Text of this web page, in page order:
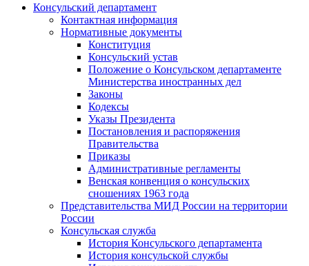
Консульский департамент
Контактная информация
Нормативные документы
Конституция
Консульский устав
Положение о Консульском департаменте
Министерства иностранных дел
Законы
Кодексы
Указы Президента
Постановления и распоряжения
Правительства
Приказы
Административные регламенты
Венская конвенция о консульских
сношениях 1963 года
Представительства МИД России на территории
России
Консульская служба
История Консульского департамента
История консульской службы